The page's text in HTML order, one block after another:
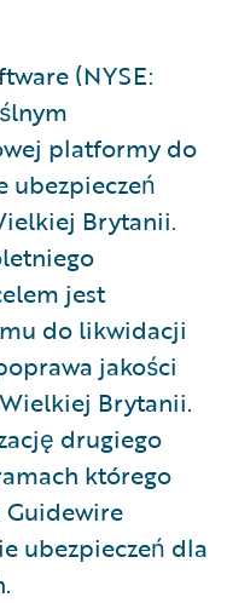
(NYSE:
platformy do
ubezpieczeń
Brytanii.
jest
do likwidacji
jakości
Brytanii.
drugiego
którego
Guidewire
ubezpieczeń dla